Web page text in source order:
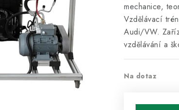
mechanice,
Vzdělávací
Audi/VW.
vzdělávání a
Na dotaz